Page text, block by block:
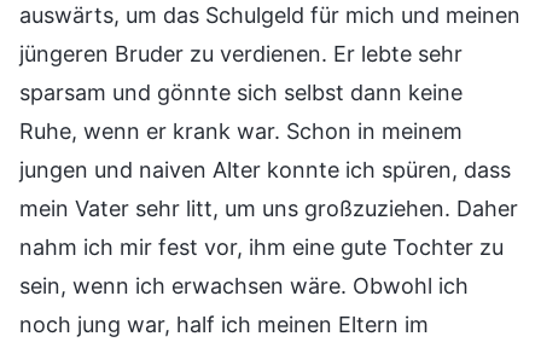
auswärts, um das Schulgeld für mich und meinen
jüngeren Bruder zu verdienen. Er lebte sehr
sparsam und gönnte sich selbst dann keine
Ruhe, wenn er krank war. Schon in meinem
jungen und naiven Alter konnte ich spüren, dass
mein Vater sehr litt, um uns großzuziehen. Daher
nahm ich mir fest vor, ihm eine gute Tochter zu
sein, wenn ich erwachsen wäre. Obwohl ich
noch jung war, half ich meinen Eltern im